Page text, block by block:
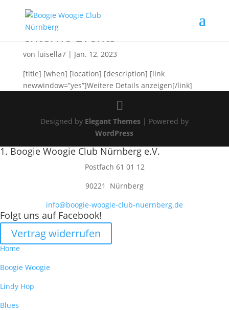
externe Events
von luisella7| Jan. 12, 2023
[title] [when] [location] [description] [link
newwindow=”yes”]Weitere Details anzeigen[/link]
Designed by Elegant Themes| Powered by
WordPress
1. Boogie Woogie Club Nürnberg e.V.
Postfach 61 01 12
90221 Nürnberg
info@boogie-woogie-club-nuernberg.de
Folgt uns auf Facebook!
Vertrag widerrufen
Home
Boogie Woogie
Lindy Hop
Blues